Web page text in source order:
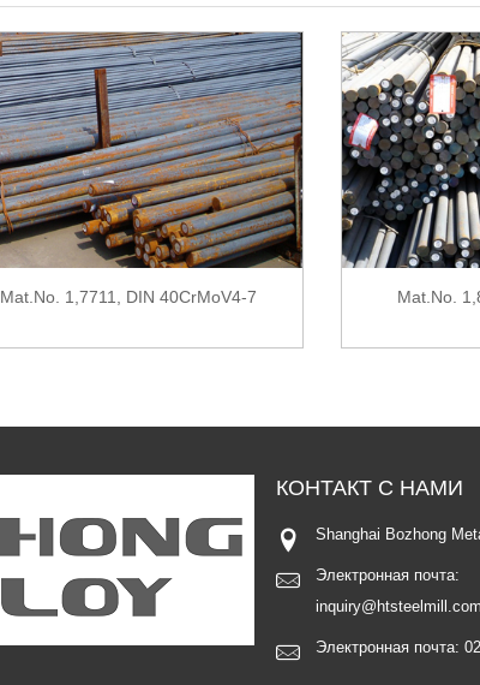
Mat.No. 1,7711, DIN 40CrMoV4-7 Mat.No.
КОНТАКТ С НАМИ
Shanghai Bozhong
Электронная почта:
inquiry@htsteelmill.com
Электронная почта: